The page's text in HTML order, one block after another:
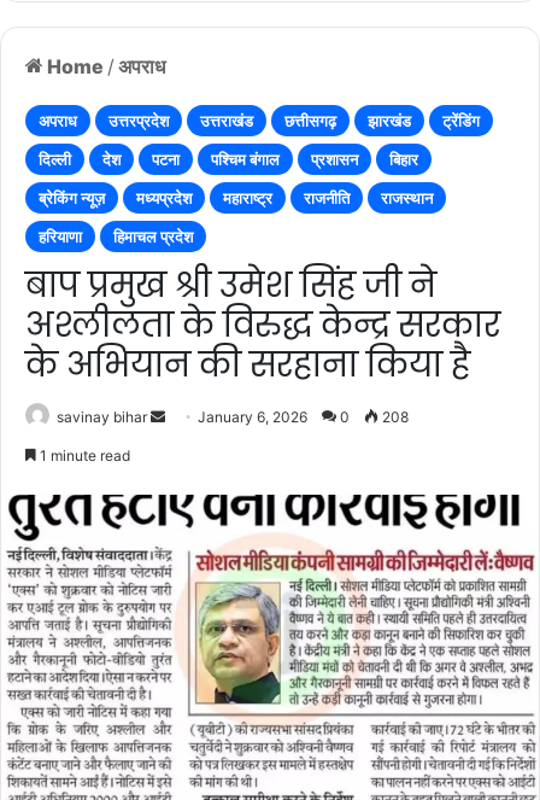
Home / अपराध
अपराध उत्तरप्रदेश उत्तराखंड छत्तीसगढ़ झारखंड
ट्रेंडिंग
दिल्ली
देश पटना पश्चिम बंगाल प्रशासन
बिहार
ब्रेकिंग न्यूज़
मध्यप्रदेश महाराष्ट्र राजनीति
राजस्थान
हरियाणा
हिमाचल प्रदेश
बाप प्रमुख श्री उमेश सिंह जी ने
अश्लीलता के विरुद्ध केन्द्र सरकार
के अभियान की सरहाना किया है
savinay bihar
Send January 6, 2026 0 208
1 minute read